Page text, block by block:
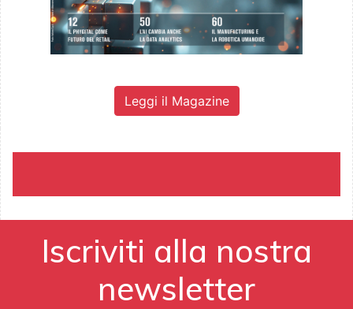
Leggi il Magazine
Iscriviti alla nostra
newsletter